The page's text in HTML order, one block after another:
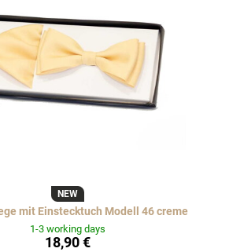
NEW
mit Einstecktuch Modell 46 creme
1-3 working days
18,90 €